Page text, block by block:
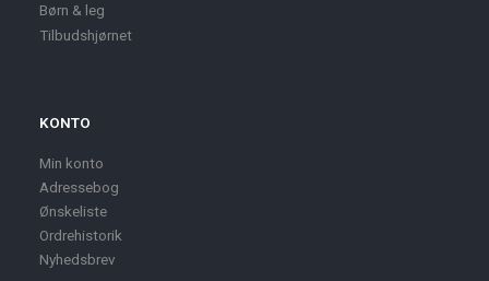
Børn & leg
Tilbudshjørnet
KONTO
Min konto
Adressebog
Ønskeliste
Ordrehistorik
Nyhedsbrev